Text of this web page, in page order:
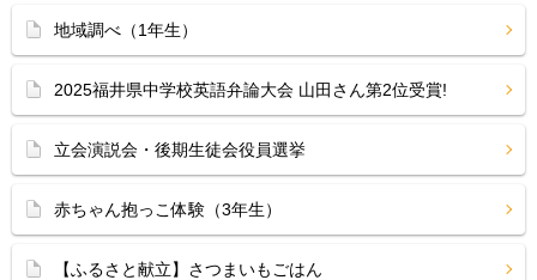
地域調べ（1年生）
2025福井県中学校英語弁論大会 山田さん第2位受賞!
立会演説会・後期生徒会役員選挙
赤ちゃん抱っこ体験（3年生）
【ふるさと献立】さつまいもごはん